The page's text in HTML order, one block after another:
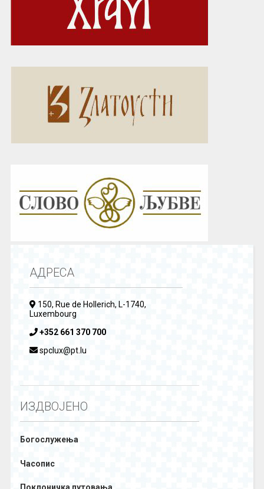
АДРЕСА
150, Rue de Hollerich, L-1740,
Luxembourg
+352 661 370 700
spclux@pt.lu
ИЗДВОЈЕНО
Богослужења
Часопис